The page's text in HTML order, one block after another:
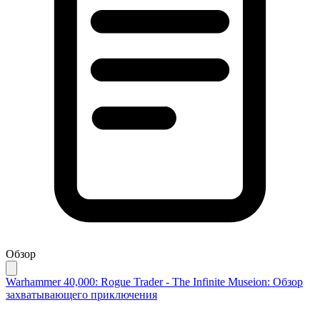
Обзор
Warhammer 40,000: Rogue Trader - The Infinite Museion: Обзор
захватывающего приключения